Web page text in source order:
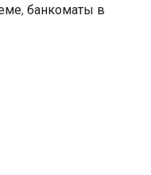
, банкоматы в